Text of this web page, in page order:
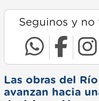
Seguinos y no
Las obras del
avanzan hacia